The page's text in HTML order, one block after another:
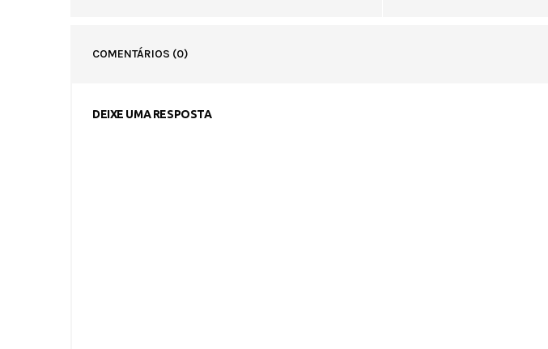
COMENTÁRIOS (0)
DEIXE UMA RESPOSTA